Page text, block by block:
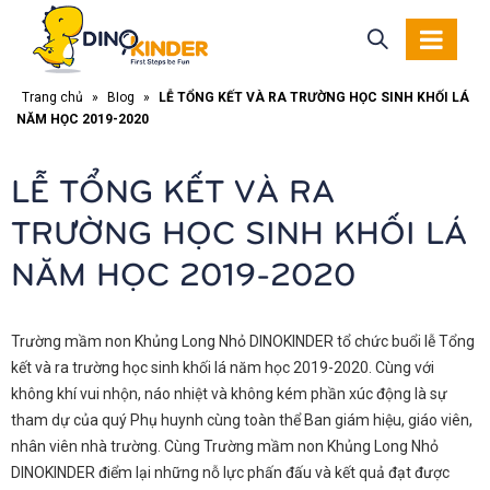
Trang chủ » Blog »
LỄ TỔNG KẾT VÀ RA TRƯỜNG HỌC SINH KHỐI LÁ
NĂM HỌC 2019-2020
LỄ TỔNG KẾT VÀ RA
TRƯỜNG HỌC SINH KHỐI LÁ
NĂM HỌC 2019-2020
Trường mầm non Khủng Long Nhỏ DINOKINDER tổ chức buổi lễ Tổng
kết và ra trường học sinh khối lá năm học 2019-2020. Cùng với
không khí vui nhộn, náo nhiệt và không kém phần xúc động là sự
tham dự của quý Phụ huynh cùng toàn thể Ban giám hiệu, giáo viên,
nhân viên nhà trường. Cùng Trường mầm non Khủng Long Nhỏ
DINOKINDER điểm lại những nỗ lực phấn đấu và kết quả đạt được